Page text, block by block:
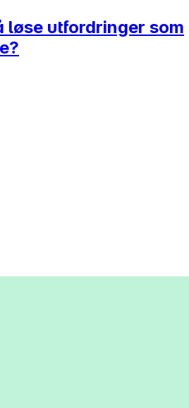
løse utfordringer som